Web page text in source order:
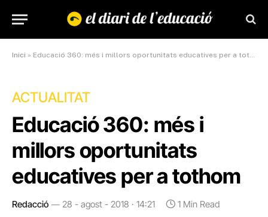
Inici » Educació 360: més i millors oportunitats educatives per a tothom
ACTUALITAT
Educació 360: més i
millors oportunitats
educatives per a tothom
Redacció 28 - agost - 2018 · 14:21 1 Min Read